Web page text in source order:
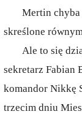
Mertin chyba
skreślone
Ale to się
sekretarz Fabian
komandor Nikkę
trzecim dniu